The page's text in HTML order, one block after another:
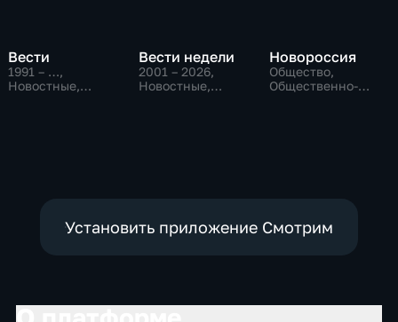
Вести
1991 – …,
Новостные,
Вести недели
2001 – 2026,
Новостные,
Новороссия
Общество,
Общественно-
Установить приложение Смотрим